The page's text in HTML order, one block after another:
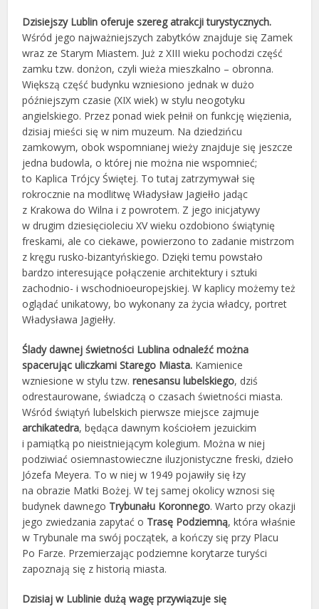
Dzisiejszy Lublin oferuje szereg atrakcji turystycznych.
Wśród jego najważniejszych zabytków znajduje się Zamek
wraz ze Starym Miastem. Już z XIII wieku pochodzi część
zamku tzw. donżon, czyli wieża mieszkalno – obronna.
Większą część budynku wzniesiono jednak w dużo
późniejszym czasie (XIX wiek) w stylu neogotyku
angielskiego. Przez ponad wiek pełnił on funkcję więzienia,
dzisiaj mieści się w nim muzeum. Na dziedzińcu
zamkowym, obok wspomnianej wieży znajduje się jeszcze
jedna budowla, o której nie można nie wspomnieć;
to Kaplica Trójcy Świętej. To tutaj zatrzymywał się
rokrocznie na modlitwę Władysław Jagiełło jadąc
z Krakowa do Wilna i z powrotem. Z jego inicjatywy
w drugim dziesięcioleciu XV wieku ozdobiono świątynię
freskami, ale co ciekawe, powierzono to zadanie mistrzom
z kręgu rusko-bizantyńskiego. Dzięki temu powstało
bardzo interesujące połączenie architektury i sztuki
zachodnio- i wschodnioeuropejskiej. W kaplicy możemy też
oglądać unikatowy, bo wykonany za życia władcy, portret
Władysława Jagiełły.
Ślady dawnej świetności Lublina odnaleźć można
spacerując uliczkami Starego Miasta. Kamienice
wzniesione w stylu tzw.renesansu lubelskiego, dziś
odrestaurowane, świadczą o czasach świetności miasta.
Wśród świątyń lubelskich pierwsze miejsce zajmuje
archikatedra, będąca dawnym kościołem jezuickim
i pamiątką po nieistniejącym kolegium. Można w niej
podziwiać osiemnastowieczne iluzjonistyczne freski, dzieło
Józefa Meyera. To w niej w 1949 pojawiły się łzy
na obrazie Matki Bożej. W tej samej okolicy wznosi się
budynek dawnego Trybunału Koronnego. Warto przy okazji
jego zwiedzania zapytać o Trasę Podziemną, która właśnie
w Trybunale ma swój początek, a kończy się przy Placu
Po Farze. Przemierzając podziemne korytarze turyści
zapoznają się z historią miasta.
Dzisiaj w Lublinie dużą wagę przywiązuje się